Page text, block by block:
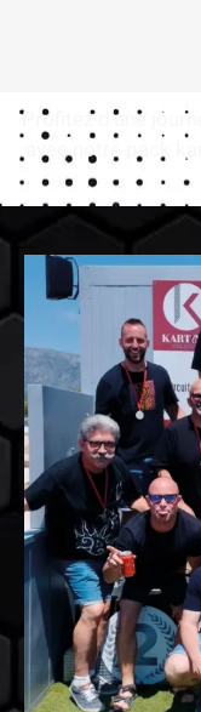
Profitez d’une
avec notre pack